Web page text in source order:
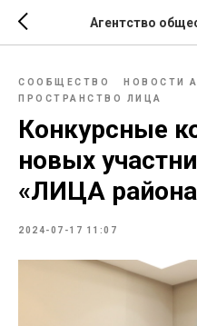
Агентство
СООБЩЕСТВО НОВОСТИ
ПРОСТРАНСТВО ЛИЦА
Конкурсные
новых
«ЛИЦА
2024-07-17 11:07